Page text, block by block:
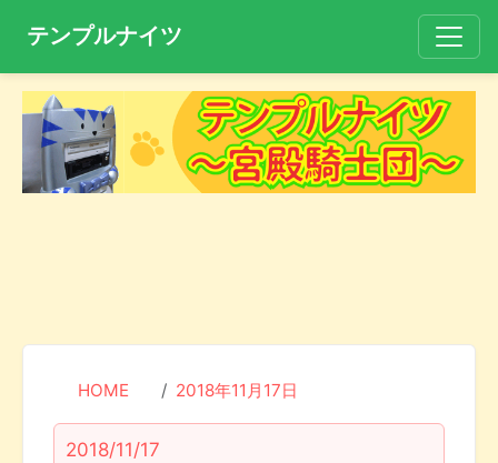
テンプルナイツ
HOME 2018年11月17日
2018/11/17